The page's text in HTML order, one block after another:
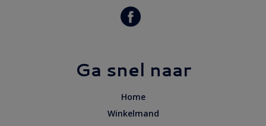
Ga snel naar
Home
Winkelmand